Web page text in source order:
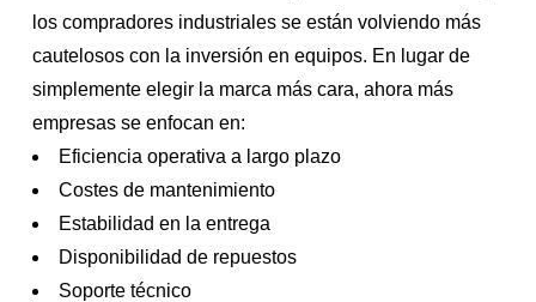
los compradores industriales se están volviendo más
cautelosos con la inversión en equipos. En lugar de
simplemente elegir la marca más cara, ahora más
empresas se enfocan en:
Eficiencia operativa a largo plazo
Costes de mantenimiento
Estabilidad en la entrega
Disponibilidad de repuestos
Soporte técnico